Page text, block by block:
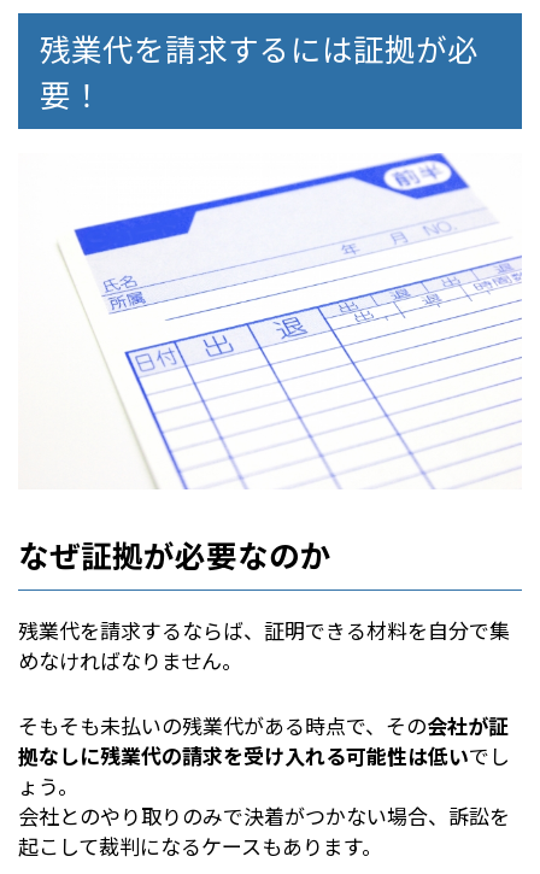
残業代を請求するには証拠が必
要！
なぜ証拠が必要なのか
残業代を請求するならば、証明できる材料を自分で集
めなければなりません。
そもそも未払いの残業代がある時点で、その会社が証
拠なしに残業代の請求を受け入れる可能性は低いでし
ょう。
会社とのやり取りのみで決着がつかない場合、訴訟を
起こして裁判になるケースもあります。